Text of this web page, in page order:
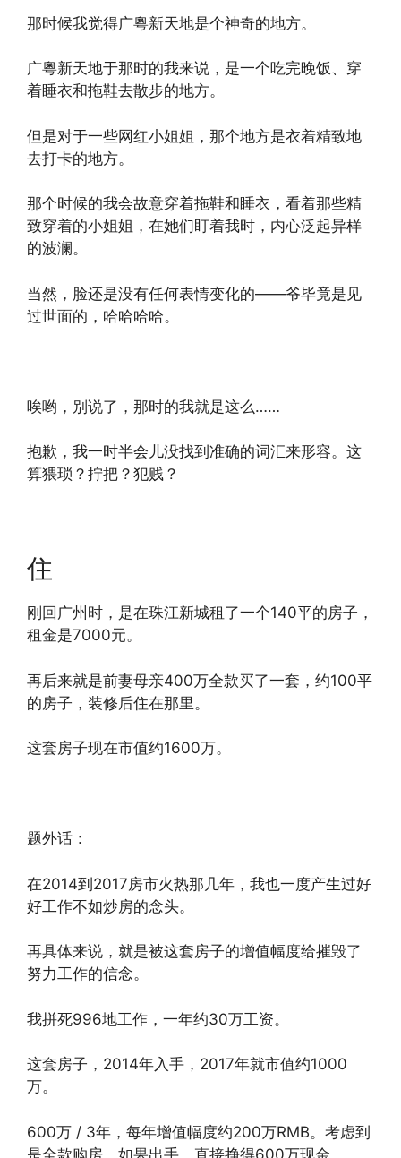
那时候我觉得广粵新天地是个神奇的地方。
广粵新天地于那时的我来说，是一个吃完晚饭、穿
着睡衣和拖鞋去散步的地方。
但是对于一些网红小姐姐，那个地方是衣着精致地
去打卡的地方。
那个时候的我会故意穿着拖鞋和睡衣，看着那些精
致穿着的小姐姐，在她们盯着我时，内心泛起异样
的波澜。
当然，脸还是没有任何表情变化的——爷毕竟是见
过世面的，哈哈哈哈。
唉哟，别说了，那时的我就是这么……
抱歉，我一时半会儿没找到准确的词汇来形容。这
算猥琐？拧把？犯贱？
住
刚回广州时，是在珠江新城租了一个140平的房子，
租金是7000元。
再后来就是前妻母亲400万全款买了一套，约100平
的房子，装修后住在那里。
这套房子现在市值约1600万。
题外话：
在2014到2017房市火热那几年，我也一度产生过好
好工作不如炒房的念头。
再具体来说，就是被这套房子的增值幅度给摧毁了
努力工作的信念。
我拼死996地工作，一年约30万工资。
这套房子，2014年入手，2017年就市值约1000
万。
600万 / 3年，每年增值幅度约200万RMB。考虑到
是全款购房，如果出手，直接挣得600万现金。